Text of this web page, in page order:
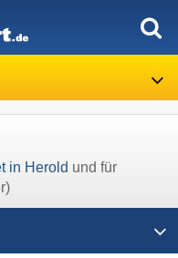
in Herold und für